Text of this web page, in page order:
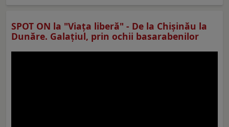
SPOT ON la "Viaţa liberă" - De la Chișinău la
Dunăre. Galațiul, prin ochii basarabenilor